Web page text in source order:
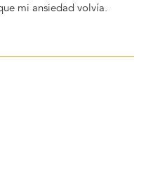
mi ansiedad volvía.